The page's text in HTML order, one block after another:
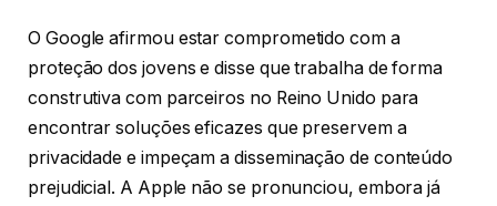
O Google afirmou estar comprometido com a
proteção dos jovens e disse que trabalha de forma
construtiva com parceiros no Reino Unido para
encontrar soluções eficazes que preservem a
privacidade e impeçam a disseminação de conteúdo
prejudicial. A Apple não se pronunciou, embora já